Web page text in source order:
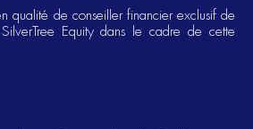
qualité de conseiller financier exclusif de
Equity dans le cadre de cette